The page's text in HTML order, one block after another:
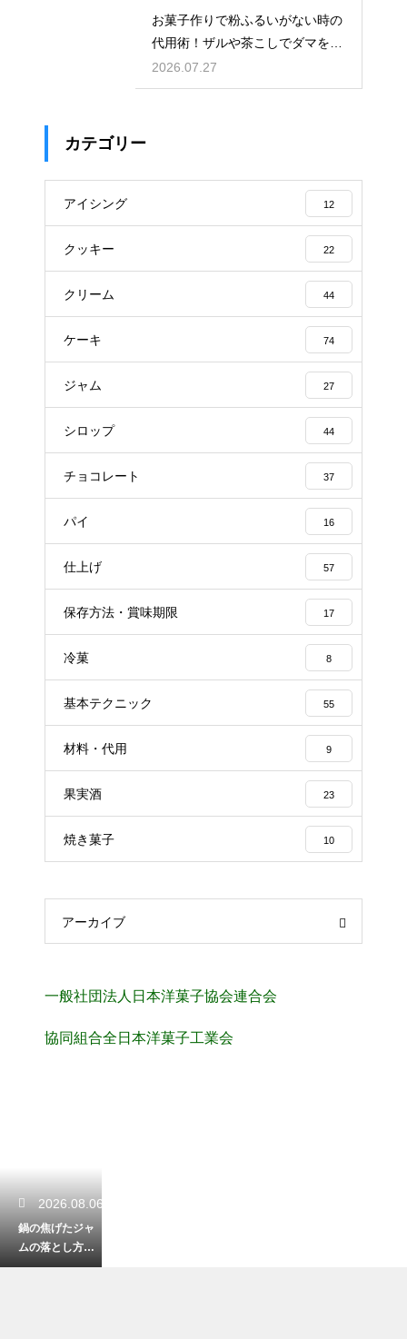
お菓子作りで粉ふるいがない時の
代用術！ザルや茶こしでダマを防
ぐ
2026.07.27
カテゴリー
アイシング 12
クッキー 22
クリーム 44
ケーキ 74
ジャム 27
シロップ 44
チョコレート 37
パイ 16
仕上げ 57
保存方法・賞味期限 17
冷菓 8
基本テクニック 55
材料・代用 9
果実酒 23
焼き菓子 10
アーカイブ
一般社団法人日本洋菓子協会連合会
協同組合全日本洋菓子工業会
2026.08.06
鍋の焦げたジャ
ムの落とし方に
は重曹が活躍！